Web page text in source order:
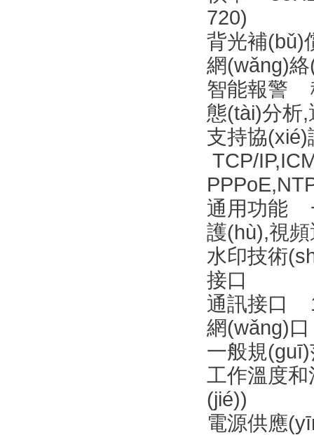
720)
背光補
網(wǎng)
智能報警
態(tài)分析
支持協
TCP/
通用功能
護(hù),視
水印技術
接口
通訊接口
網(wǎng)口
一般規
工作溫度
(jié))
電源供應